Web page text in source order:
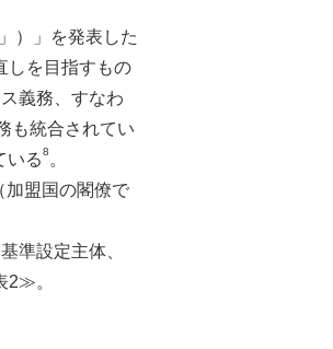
）」を発表した
しを目指すもの
義務、すなわ
も統合されてい
いる8 。
加盟国の閣僚で
準設定主体、
2≫。